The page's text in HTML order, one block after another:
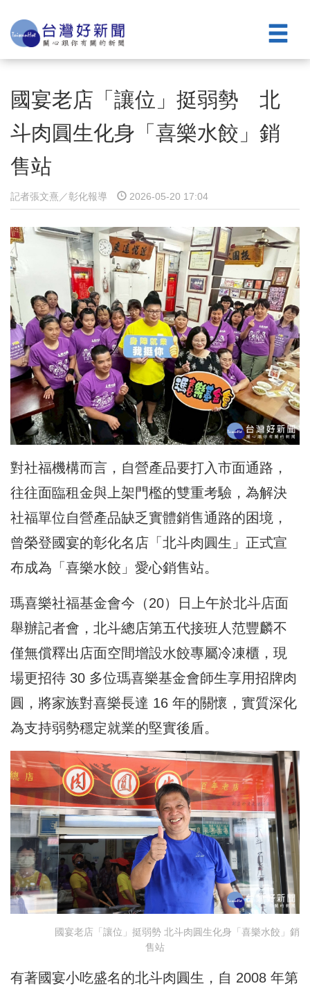
國宴老店「讓位」挺弱勢 北
斗肉圓生化身「喜樂水餃」銷
售站
記者張文熹／彰化報導 2026-05-20 17:04
對社福機構而言，自營產品要打入市面通路，
往往面臨租金與上架門檻的雙重考驗，為解決
社福單位自營產品缺乏實體銷售通路的困境，
曾榮登國宴的彰化名店「北斗肉圓生」正式宣
布成為「喜樂水餃」愛心銷售站。
瑪喜樂社福基金會今（20）日上午於北斗店面
舉辦記者會，北斗總店第五代接班人范豐麟不
僅無償釋出店面空間增設水餃專屬冷凍櫃，現
場更招待 30 多位瑪喜樂基金會師生享用招牌肉
圓，將家族對喜樂長達 16 年的關懷，實質深化
為支持弱勢穩定就業的堅實後盾。
國宴老店「讓位」挺弱勢 北斗肉圓生化身「喜樂水餃」銷
售站
有著國宴小吃盛名的北斗肉圓生，自 2008 年第